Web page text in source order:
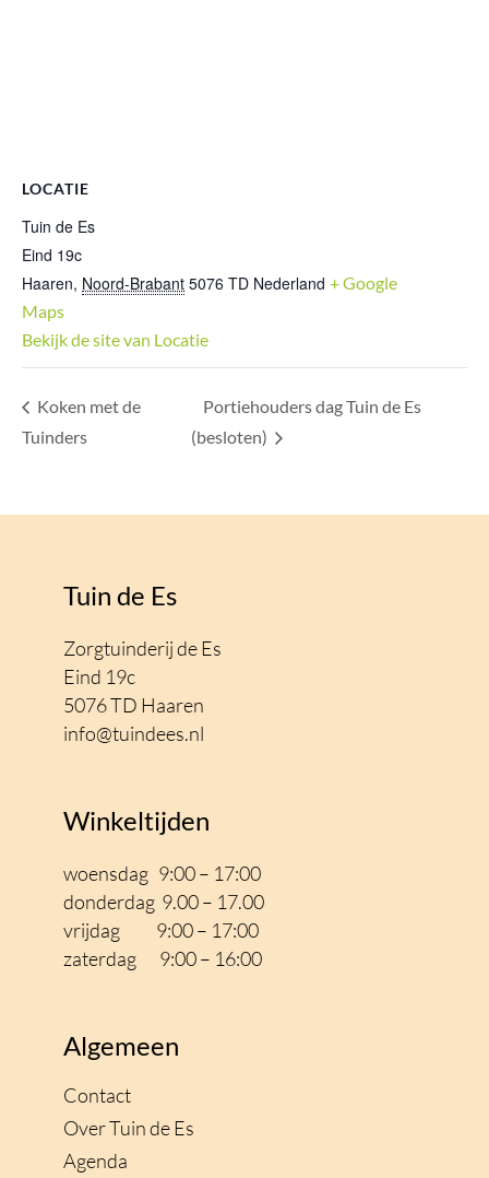
LOCATIE
Tuin de Es
Eind 19c
Haaren, Noord-Brabant 5076 TD Nederland + Google
Maps
Bekijk de site van Locatie
Koken met de
Tuinders
Portiehouders dag Tuin de Es
(besloten)
Tuin de Es
Zorgtuinderij de Es
Eind 19c
5076 TD Haaren
info@tuindees.nl
Winkeltijden
woensdag 9:00 – 17:00
donderdag 9.00 – 17.00
vrijdag 9:00 – 17:00
zaterdag 9:00 – 16:00
Algemeen
Contact
Over Tuin de Es
Agenda